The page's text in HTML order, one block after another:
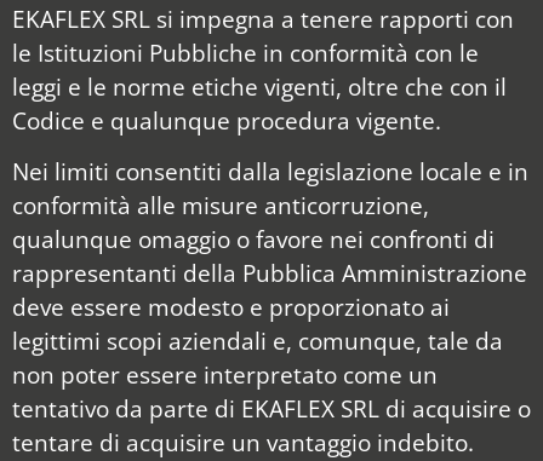
EKAFLEX SRL si impegna a tenere rapporti con
le Istituzioni Pubbliche in conformità con le
leggi e le norme etiche vigenti, oltre che con il
Codice e qualunque procedura vigente.
Nei limiti consentiti dalla legislazione locale e in
conformità alle misure anticorruzione,
qualunque omaggio o favore nei confronti di
rappresentanti della Pubblica Amministrazione
deve essere modesto e proporzionato ai
legittimi scopi aziendali e, comunque, tale da
non poter essere interpretato come un
tentativo da parte di EKAFLEX SRL di acquisire o
tentare di acquisire un vantaggio indebito.